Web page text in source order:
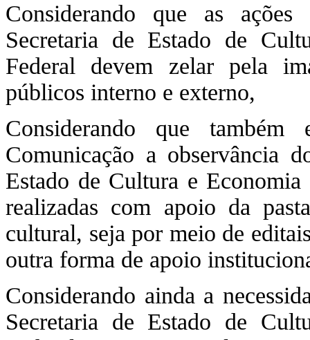
Considerando que as
Secretaria de Estado de
Federal devem zelar pela
públicos interno e externo,
Considerando que
Comunicação a observância
Estado de Cultura e
realizadas com apoio da
cultural, seja por meio de
outra forma de apoio
Considerando ainda a
Secretaria de Estado de